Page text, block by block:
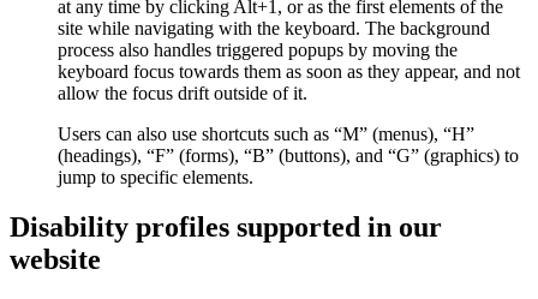
at any time by clicking Alt+1, or as the first elements of the
site while navigating with the keyboard. The background
process also handles triggered popups by moving the
keyboard focus towards them as soon as they appear, and not
allow the focus drift outside of it.
Users can also use shortcuts such as “M” (menus), “H”
(headings), “F” (forms), “B” (buttons), and “G” (graphics) to
jump to specific elements.
Disability profiles supported in our
website